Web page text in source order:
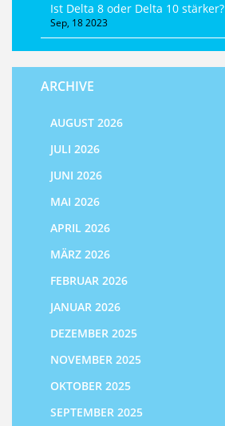
Ist Delta 8 oder Delta 10 stärker?
Sep, 18 2023
ARCHIVE
AUGUST 2026
JULI 2026
JUNI 2026
MAI 2026
APRIL 2026
MÄRZ 2026
FEBRUAR 2026
JANUAR 2026
DEZEMBER 2025
NOVEMBER 2025
OKTOBER 2025
SEPTEMBER 2025